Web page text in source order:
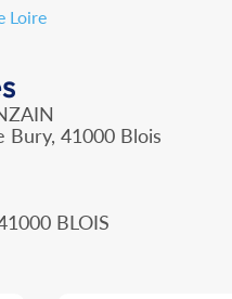
Loire
Bury, 41000 Blois
BLOIS